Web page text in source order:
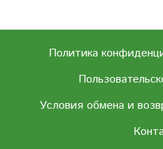
Политика
Условия обмена и